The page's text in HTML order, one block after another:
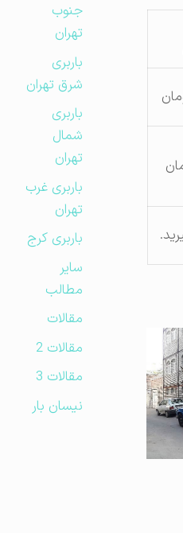
جنوب
تهران
باربری
شرق تهران
باربری
شمال
تهران
باربری غرب
تهران
باربری کرج
مطالب
مقالات
مقالات 2
مقالات 3
نیسان بار